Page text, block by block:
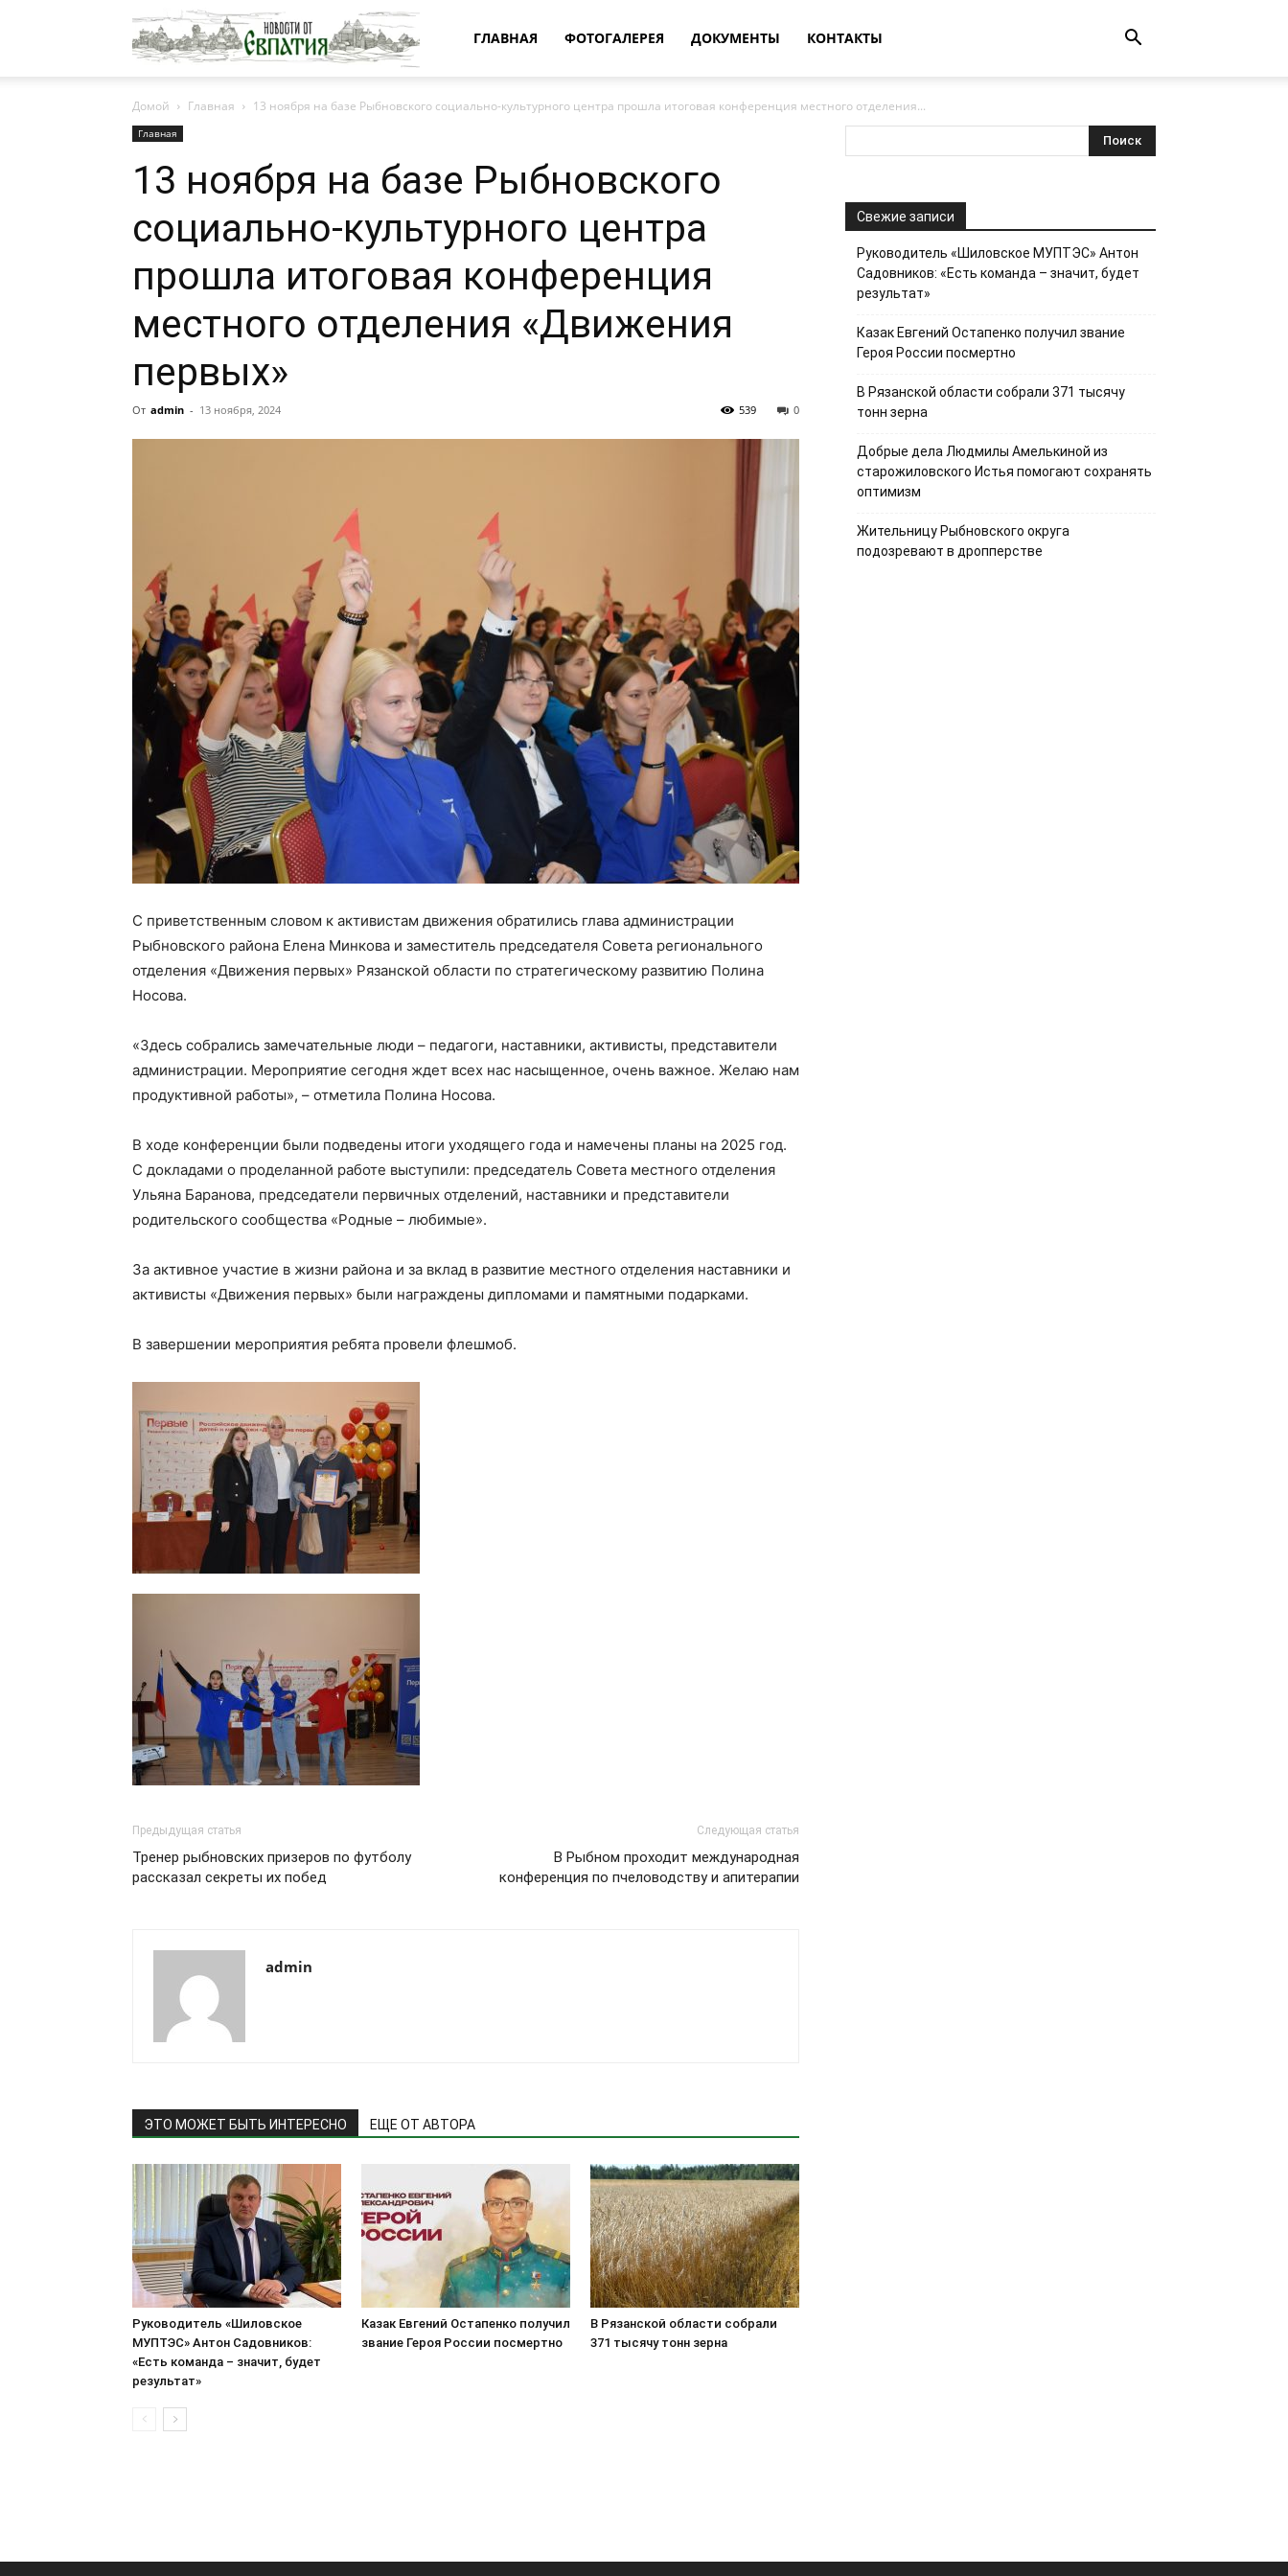
Новости
от
Евпатия
ГЛАВНАЯ ФОТОГАЛЕРЕЯ ДОКУМЕНТЫ КОНТАКТЫ
Домой Главная 13 ноября на базе Рыбновского социально-культурного центра прошла итоговая конференция местного отделения...
Главная
13 ноября на базе Рыбновского
социально-культурного центра
прошла итоговая конференция
местного отделения «Движения
первых»
От admin - 13 ноября, 2024 0
539
С приветственным словом к активистам движения обратились глава администрации
Рыбновского района Елена Минкова и заместитель председателя Совета регионального
отделения «Движения первых» Рязанской области по стратегическому развитию Полина
Носова.
«Здесь собрались замечательные люди – педагоги, наставники, активисты, представители
администрации. Мероприятие сегодня ждет всех нас насыщенное, очень важное. Желаю нам
продуктивной работы», – отметила Полина Носова.
В ходе конференции были подведены итоги уходящего года и намечены планы на 2025 год.
С докладами о проделанной работе выступили: председатель Совета местного отделения
Ульяна Баранова, председатели первичных отделений, наставники и представители
родительского сообщества «Родные – любимые».
За активное участие в жизни района и за вклад в развитие местного отделения наставники и
активисты «Движения первых» были награждены дипломами и памятными подарками.
В завершении мероприятия ребята провели флешмоб.
Предыдущая статья
Тренер рыбновских призеров по футболу
рассказал секреты их побед
Следующая статья
В Рыбном проходит международная
конференция по пчеловодству и апитерапии
admin
ЭТО МОЖЕТ БЫТЬ ИНТЕРЕСНО ЕЩЕ ОТ АВТОРА
Руководитель «Шиловское
МУПТЭС» Антон Садовников:
«Есть команда – значит, будет
результат»
Казак Евгений Остапенко получил
звание Героя России посмертно
В Рязанской области собрали
371 тысячу тонн зерна
Свежие записи
Руководитель «Шиловское МУПТЭС» Антон
Садовников: «Есть команда – значит, будет
результат»
Казак Евгений Остапенко получил звание
Героя России посмертно
В Рязанской области собрали 371 тысячу
тонн зерна
Добрые дела Людмилы Амелькиной из
старожиловского Истья помогают сохранять
оптимизм
Жительницу Рыбновского округа
подозревают в дропперстве